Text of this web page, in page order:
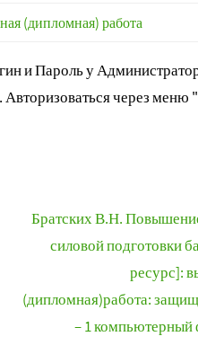
(дипломная) работа
и Пароль у
через
Братских В.Н.
силовой подготовки
ресурс]:
(дипломная)работа:
– 1 компьютерный